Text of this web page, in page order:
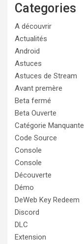
Categories
A découvrir
Actualités
Android
Astuces
Astuces de Stream
Avant premère
Beta fermé
Beta Ouverte
Catégorie Manquante
Code Source
Console
Console
Découverte
Démo
DeWeb Key Redeem
Discord
DLC
Extension